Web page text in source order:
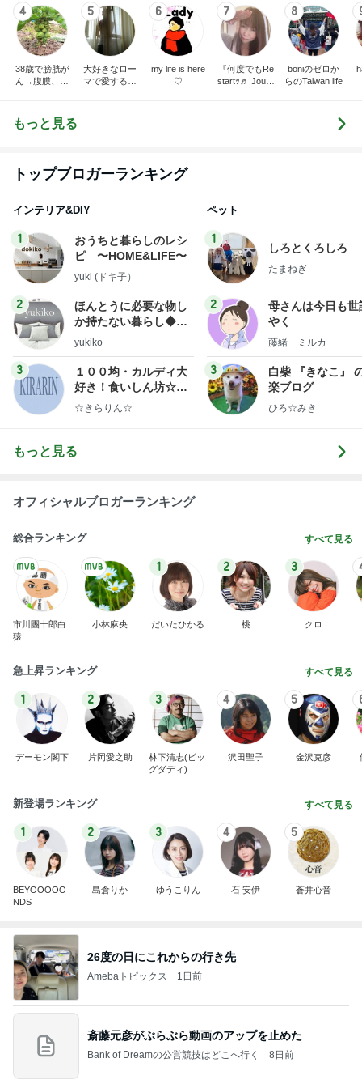
4
38歳で膀胱が
ん→腹膜、リ
在住ママのブ
ログ
5
大好きなロー
マで愛するイ
6
my life is here
♡
7
『何度でもRe
startｯ♬ Journ
8
boniのゼロか
らのTaiwan life
もっと見る
トップブロガーランキング
インテリア&DIY
1
おうちと暮らしのレシ
ピ 〜HOME&LIFE〜
yuki (ドキ子）
2
ほんとうに必要な物し
か持たない暮らし◆Ke
ep Life Simple◆〜イ
yukiko
3
１００均・カルディ大
好き！食いしん坊☆き
らりん☆のブログ
☆きらりん☆
ペット
1
しろとくろしろ
たまねぎ
2
母さんは今日も世
やく
藤緒 ミルカ
3
白柴 『きなこ』
楽ブログ
ひろ☆みき
もっと見る
オフィシャルブロガーランキング
総合ランキング すべて見る
市川團十郎白
猿
小林麻央
1
だいたひかる
2
桃
3
クロ
急上昇ランキング すべて見る
1
デーモン閣下
2
片岡愛之助
3
林下清志(ビッ
グダディ)
4
沢田聖子
5
金沢克彦
新登場ランキング すべて見る
1
BEYOOOOO
NDS
2
島倉りか
3
ゆうこりん
4
石 安伊
5
蒼井心音
26度の日にこれからの行き先
Amebaトピックス 1日前
斎藤元彦がぶらぶら動画のアップを止めた
Bank of Dreamの公営競技はどこへ行く 8日前